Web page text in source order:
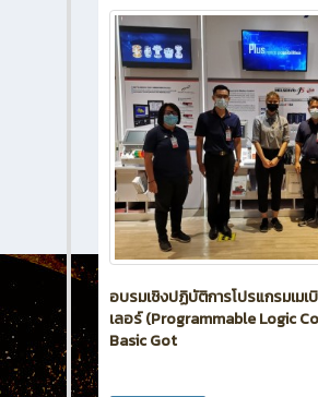
อบรมเชิงปฏิบัติการโปรแกรมเม
เลอร์ (Programmable Logic
Basic Got